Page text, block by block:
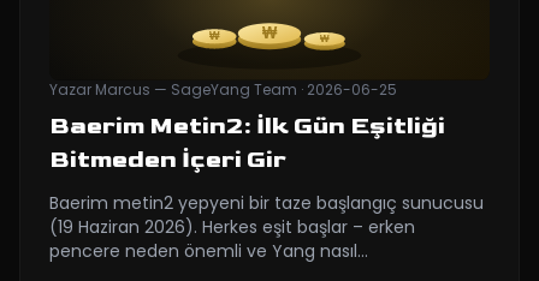
Yazar Marcus — SageYang Team · 2026-06-25
Baerim Metin2: İlk Gün Eşitliği
Bitmeden İçeri Gir
Baerim metin2 yepyeni bir taze başlangıç sunucusu
(19 Haziran 2026). Herkes eşit başlar – erken
pencere neden önemli ve Yang nasıl…